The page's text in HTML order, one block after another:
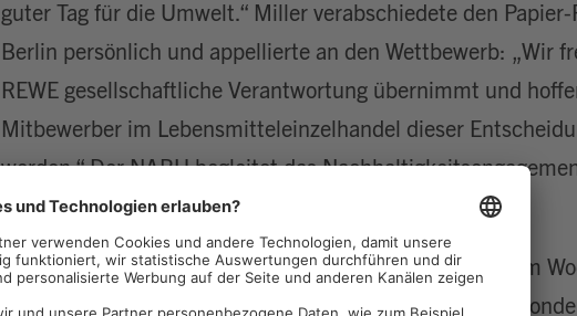
guter Tag für die Umwelt.“ Miller verabschiedete den
Berlin persönlich und appellierte an den Wettbewerb: „Wir
REWE gesellschaftliche Verantwortung übernimmt und
Mitbewerber im Lebensmitteleinzelhandel dieser
werden.“ Der NABU begleitet das
bereits seit 2009 als unabhängige Instanz.
REWE-Kund:innen werden künftig am
nicht mehr im Handzettel blättern,